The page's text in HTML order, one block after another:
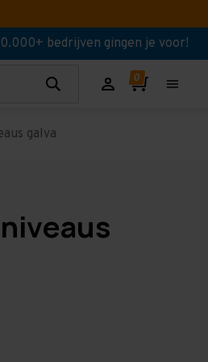
bedrijven gingen je voor!
galva